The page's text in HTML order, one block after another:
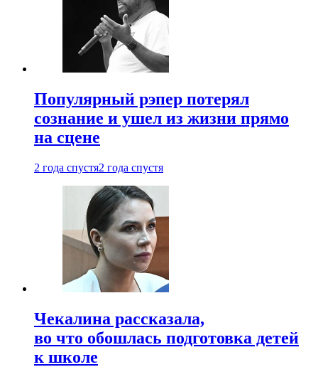
Популярный рэпер потерял
сознание и ушел из жизни прямо
на сцене
2 года спустя2 года спустя
Чекалина рассказала,
во что обошлась подготовка детей
к школе